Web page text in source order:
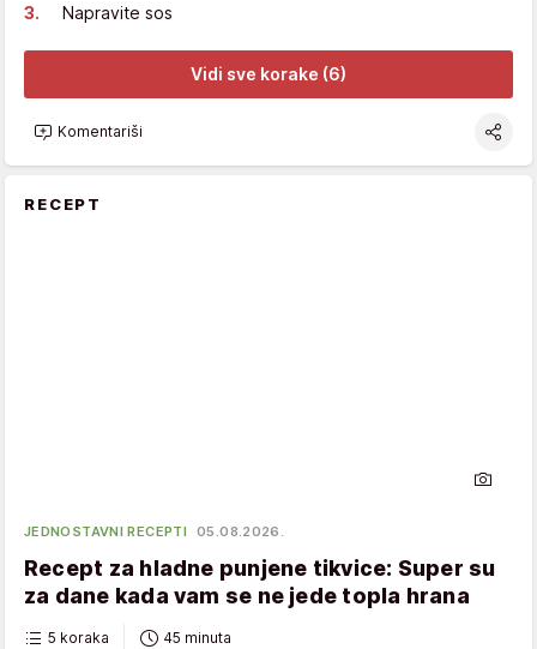
Napravite sos
Vidi sve korake (6)
Komentariši
RECEPT
JEDNOSTAVNI RECEPTI 05.08.2026.
Recept za hladne punjene tikvice: Super su
za dane kada vam se ne jede topla hrana
5 koraka 45 minuta